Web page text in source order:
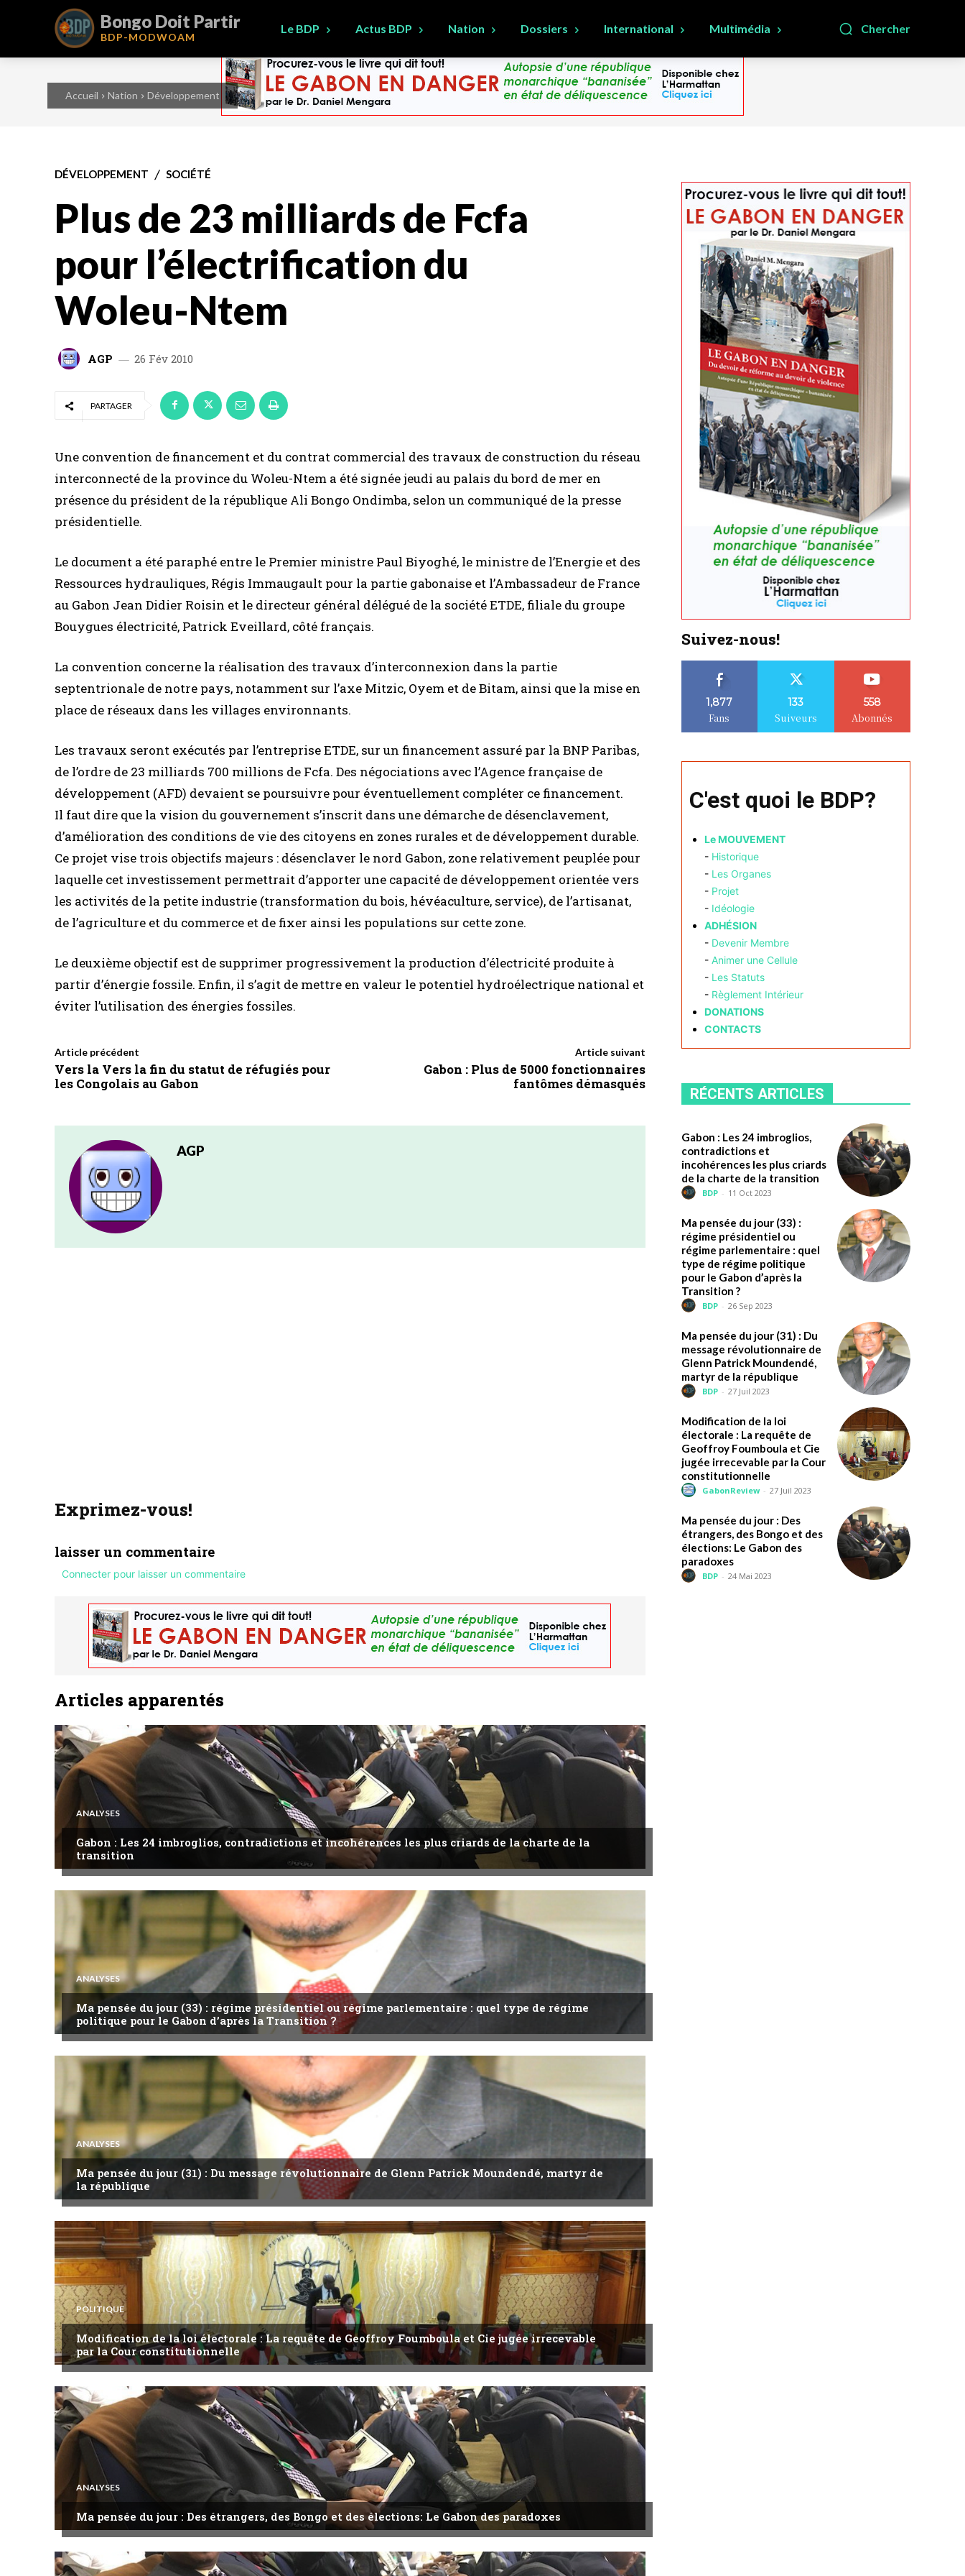
Bongo Doit Partir
BDP-MODWOAM
Chercher
Le BDP Actus BDP Nation Dossiers International Multimédia
Accueil Nation Développement
DÉVELOPPEMENT SOCIÉTÉ
Plus de 23 milliards de Fcfa
pour l’électrification du
Woleu-Ntem
AGP 26 Fév 2010
PARTAGER
Une convention de financement et du contrat commercial des travaux de construction du réseau
interconnecté de la province du Woleu-Ntem a été signée jeudi au palais du bord de mer en
présence du président de la république Ali Bongo Ondimba, selon un communiqué de la presse
présidentielle.
Le document a été paraphé entre le Premier ministre Paul Biyoghé, le ministre de l’Energie et des
Ressources hydrauliques, Régis Immaugault pour la partie gabonaise et l’Ambassadeur de France
au Gabon Jean Didier Roisin et le directeur général délégué de la société ETDE, filiale du groupe
Bouygues électricité, Patrick Eveillard, côté français.
La convention concerne la réalisation des travaux d’interconnexion dans la partie
septentrionale de notre pays, notamment sur l’axe Mitzic, Oyem et de Bitam, ainsi que la mise en
place de réseaux dans les villages environnants.
Les travaux seront exécutés par l’entreprise ETDE, sur un financement assuré par la BNP Paribas,
de l’ordre de 23 milliards 700 millions de Fcfa. Des négociations avec l’Agence française de
développement (AFD) devaient se poursuivre pour éventuellement compléter ce financement.
Il faut dire que la vision du gouvernement s’inscrit dans une démarche de désenclavement,
d’amélioration des conditions de vie des citoyens en zones rurales et de développement durable.
Ce projet vise trois objectifs majeurs : désenclaver le nord Gabon, zone relativement peuplée pour
laquelle cet investissement permettrait d’apporter une capacité de développement orientée vers
les activités de la petite industrie (transformation du bois, hévéaculture, service), de l’artisanat,
de l’agriculture et du commerce et de fixer ainsi les populations sur cette zone.
Le deuxième objectif est de supprimer progressivement la production d’électricité produite à
partir d’énergie fossile. Enfin, il s’agit de mettre en valeur le potentiel hydroélectrique national et
éviter l’utilisation des énergies fossiles.
Article précédent
Vers la Vers la fin du statut de réfugiés pour
les Congolais au Gabon
Article suivant
Gabon : Plus de 5000 fonctionnaires
fantômes démasqués
AGP
Exprimez-vous!
laisser un commentaire
Connecter pour laisser un commentaire
Articles apparentés
ANALYSES
Gabon : Les 24 imbroglios, contradictions et incohérences les plus criards de la charte de la
transition
ANALYSES
Ma pensée du jour (33) : régime présidentiel ou régime parlementaire : quel type de régime
politique pour le Gabon d’après la Transition ?
ANALYSES
Ma pensée du jour (31) : Du message révolutionnaire de Glenn Patrick Moundendé, martyr de
la république
POLITIQUE
Modification de la loi électorale : La requête de Geoffroy Foumboula et Cie jugée irrecevable
par la Cour constitutionnelle
ANALYSES
Ma pensée du jour : Des étrangers, des Bongo et des élections: Le Gabon des paradoxes
Suivez-nous!
1,877
Fans
133
Suiveurs
558
Abonnés
C'est quoi le BDP?
Le MOUVEMENT
- Historique
- Les Organes
- Projet
- Idéologie
ADHÉSION
- Devenir Membre
- Animer une Cellule
- Les Statuts
- Règlement Intérieur
DONATIONS
CONTACTS
RÉCENTS ARTICLES
Gabon : Les 24 imbroglios,
contradictions et
incohérences les plus criards
de la charte de la transition
BDP - 11 Oct 2023
Ma pensée du jour (33) :
régime présidentiel ou
régime parlementaire : quel
type de régime politique
pour le Gabon d’après la
Transition ?
BDP - 26 Sep 2023
Ma pensée du jour (31) : Du
message révolutionnaire de
Glenn Patrick Moundendé,
martyr de la république
BDP - 27 Juil 2023
Modification de la loi
électorale : La requête de
Geoffroy Foumboula et Cie
jugée irrecevable par la Cour
constitutionnelle
GabonReview - 27 Juil 2023
Ma pensée du jour : Des
étrangers, des Bongo et des
élections: Le Gabon des
paradoxes
BDP - 24 Mai 2023